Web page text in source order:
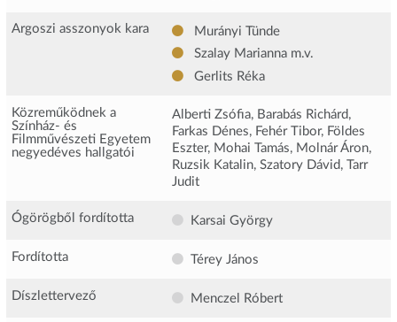
Argoszi asszonyok kara
Murányi Tünde
Szalay Marianna m.v.
Gerlits Réka
Közreműködnek a
Színház- és
Filmművészeti Egyetem
negyedéves hallgatói
Alberti Zsófia, Barabás Richárd,
Farkas Dénes, Fehér Tibor, Földes
Eszter, Mohai Tamás, Molnár Áron,
Ruzsik Katalin, Szatory Dávid, Tarr
Judit
Ógörögből fordította Karsai György
Fordította Térey János
Díszlettervező Menczel Róbert